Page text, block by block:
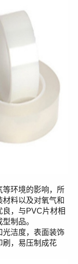
环境的影响，所
料以及对氧气和
良，与PVC片材相
制品。
洁度，表面装饰
刷，易压制成花